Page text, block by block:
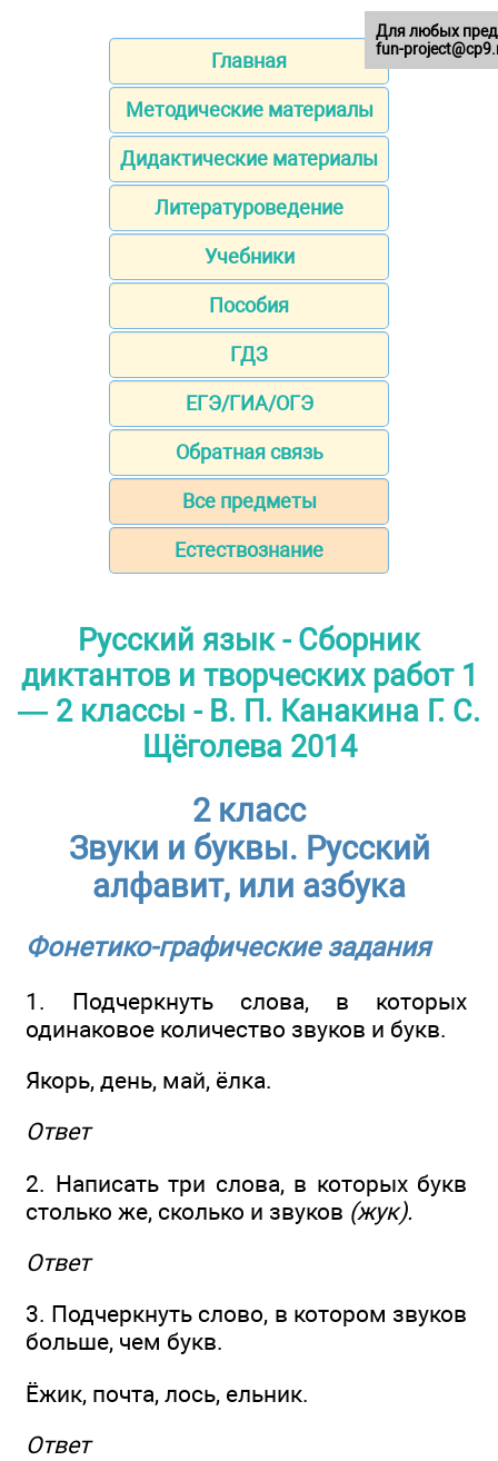
Главная
Методические материалы
Дидактические материалы
Литературоведение
Учебники
Пособия
ГДЗ
ЕГЭ/ГИА/ОГЭ
Обратная связь
Все предметы
Естествознание
Русский язык - Сборник
диктантов и творческих работ 1
— 2 классы - В. П. Канакина Г. С.
Щёголева 2014
2 класс
Звуки и буквы. Русский
алфавит, или азбука
Фонетико-графические задания
1. Подчеркнуть слова, в которых
одинаковое количество звуков и букв.
Якорь, день, май, ёлка.
Ответ
2. Написать три слова, в которых букв
столько же, сколько и звуков (жук).
Ответ
3. Подчеркнуть слово, в котором звуков
больше, чем букв.
Ёжик, почта, лось, ельник.
Ответ
Для любых
fun-